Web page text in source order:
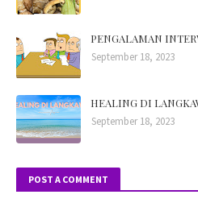
PENGALAMAN
September 18, 2023
HEALING DI
September 18, 2023
POST A COMMENT